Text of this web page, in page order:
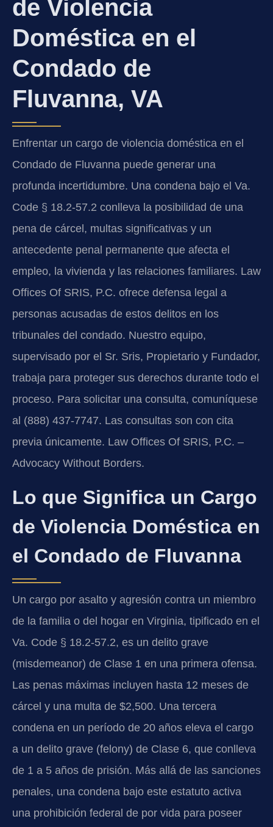
de Violencia
Doméstica en el
Condado de
Fluvanna, VA
Enfrentar un cargo de violencia doméstica en el
Condado de Fluvanna puede generar una
profunda incertidumbre. Una condena bajo el Va.
Code § 18.2-57.2 conlleva la posibilidad de una
pena de cárcel, multas significativas y un
antecedente penal permanente que afecta el
empleo, la vivienda y las relaciones familiares. Law
Offices Of SRIS, P.C. ofrece defensa legal a
personas acusadas de estos delitos en los
tribunales del condado. Nuestro equipo,
supervisado por el Sr. Sris, Propietario y Fundador,
trabaja para proteger sus derechos durante todo el
proceso. Para solicitar una consulta, comuníquese
al (888) 437-7747. Las consultas son con cita
previa únicamente. Law Offices Of SRIS, P.C. –
Advocacy Without Borders.
Lo que Significa un Cargo
de Violencia Doméstica en
el Condado de Fluvanna
Un cargo por asalto y agresión contra un miembro
de la familia o del hogar en Virginia, tipificado en el
Va. Code § 18.2-57.2, es un delito grave
(misdemeanor) de Clase 1 en una primera ofensa.
Las penas máximas incluyen hasta 12 meses de
cárcel y una multa de $2,500. Una tercera
condena en un período de 20 años eleva el cargo
a un delito grave (felony) de Clase 6, que conlleva
de 1 a 5 años de prisión. Más allá de las sanciones
penales, una condena bajo este estatuto activa
una prohibición federal de por vida para poseer